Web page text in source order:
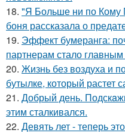
18. "Я Больше ни по Кому
боня рассказала о
19. Эффект бумеранга:
партнерам стало
20. Жизнь без воздуха и
бутылке, который растет
21. Добрый день.
этим сталкивался.
22. Девять лет - теперь